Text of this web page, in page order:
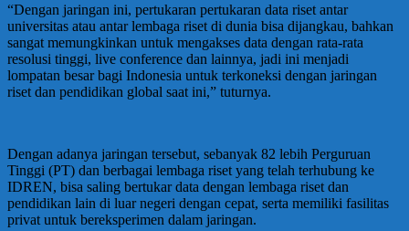
“Dengan jaringan ini, pertukaran pertukaran data riset antar
universitas atau antar lembaga riset di dunia bisa dijangkau, bahkan
sangat memungkinkan untuk mengakses data dengan rata-rata
resolusi tinggi, live conference dan lainnya, jadi ini menjadi
lompatan besar bagi Indonesia untuk terkoneksi dengan jaringan
riset dan pendidikan global saat ini,” tuturnya.
Dengan adanya jaringan tersebut, sebanyak 82 lebih Perguruan
Tinggi (PT) dan berbagai lembaga riset yang telah terhubung ke
IDREN, bisa saling bertukar data dengan lembaga riset dan
pendidikan lain di luar negeri dengan cepat, serta memiliki fasilitas
privat untuk bereksperimen dalam jaringan.